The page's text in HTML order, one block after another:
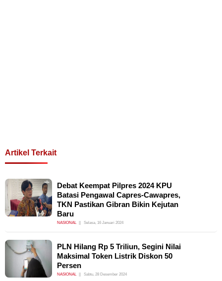
Artikel Terkait
Debat Keempat Pilpres 2024 KPU
Batasi Pengawal Capres-Cawapres,
TKN Pastikan Gibran Bikin Kejutan
Baru
NASIONAL Selasa, 16 Januari 2024
PLN Hilang Rp 5 Triliun, Segini Nilai
Maksimal Token Listrik Diskon 50
Persen
NASIONAL Sabtu, 28 Desember 2024